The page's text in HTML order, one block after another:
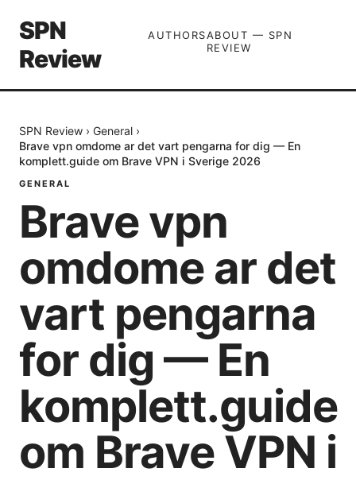
SPN
Review
AUTHORSABOUT — SPN
REVIEW
SPN Review › General ›
Brave vpn omdome ar det vart pengarna for dig — En
komplett.guide om Brave VPN i Sverige 2026
GENERAL
Brave vpn
omdome ar det
vart pengarna
for dig — En
komplett.guide
om Brave VPN i